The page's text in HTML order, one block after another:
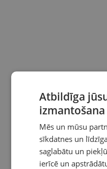
Atbildīga
izmantošana
Mēs un mūsu
sīkdatnes un
saglabātu un
ierīcē un